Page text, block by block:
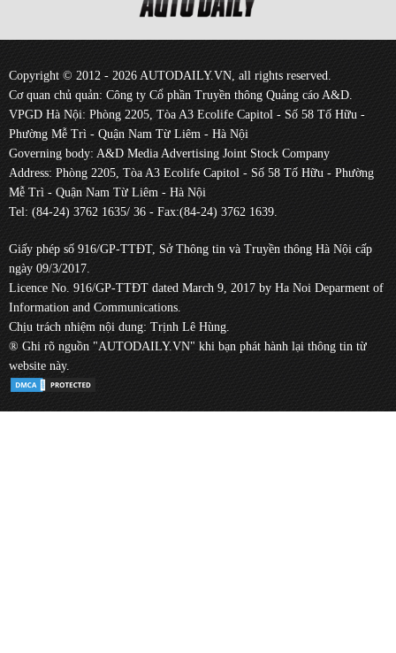
Copyright © 2012 - 2026 AUTODAILY.VN, all rights reserved.
Cơ quan chủ quản: Công ty Cổ phần Truyền thông Quảng cáo A&D.
VPGD Hà Nội: Phòng 2205, Tòa A3 Ecolife Capitol - Số 58 Tố Hữu -
Phường Mễ Trì - Quận Nam Từ Liêm - Hà Nội
Governing body: A&D Media Advertising Joint Stock Company
Address: Phòng 2205, Tòa A3 Ecolife Capitol - Số 58 Tố Hữu - Phường
Mễ Trì - Quận Nam Từ Liêm - Hà Nội
Tel: (84-24) 3762 1635/ 36 - Fax:(84-24) 3762 1639.
Giấy phép số 916/GP-TTĐT, Sở Thông tin và Truyền thông Hà Nội cấp
ngày 09/3/2017.
Licence No. 916/GP-TTĐT dated March 9, 2017 by Ha Noi Deparment of
Information and Communications.
Chịu trách nhiệm nội dung: Trịnh Lê Hùng.
® Ghi rõ nguồn "AUTODAILY.VN" khi bạn phát hành lại thông tin từ
website này.